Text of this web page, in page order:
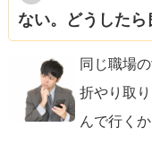
ない。どうしたら
同じ職場
折やり取
んで行く